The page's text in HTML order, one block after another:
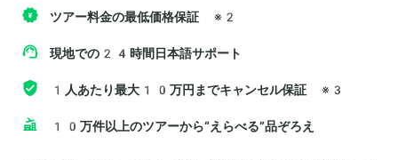
ツアー料金の最低価格保証 ※2
現地での24時間日本語サポート
1人あたり最大10万円までキャンセル保証 ※3
10万件以上のツアーから“えらべる”品ぞろえ